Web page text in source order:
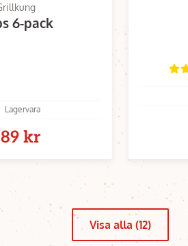
6-pack
Lagervara
kr
Visa alla (12)